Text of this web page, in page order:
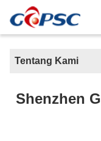
Tentang Kami
Shenzhen